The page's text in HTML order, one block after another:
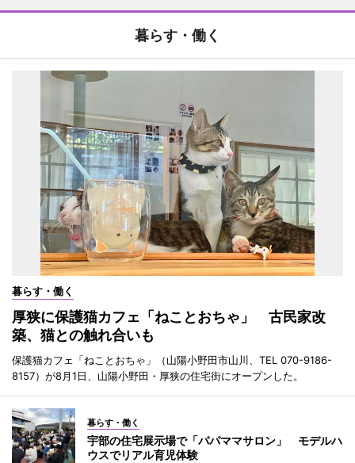
暮らす・働く
暮らす・働く
厚狭に保護猫カフェ「ねことおちゃ」 古民家改
築、猫との触れ合いも
保護猫カフェ「ねことおちゃ」（山陽小野田市山川、TEL 070-9186-
8157）が8月1日、山陽小野田・厚狭の住宅街にオープンした。
暮らす・働く
宇部の住宅展示場で「パパママサロン」 モデルハ
ウスでリアル育児体験